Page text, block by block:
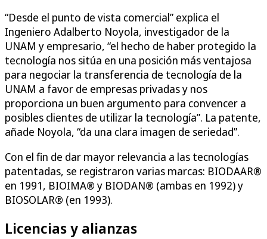
“Desde el punto de vista comercial” explica el
Ingeniero Adalberto Noyola, investigador de la
UNAM y empresario, “el hecho de haber protegido la
tecnología nos sitúa en una posición más ventajosa
para negociar la transferencia de tecnología de la
UNAM a favor de empresas privadas y nos
proporciona un buen argumento para convencer a
posibles clientes de utilizar la tecnología”. La patente,
añade Noyola, “da una clara imagen de seriedad”.
Con el fin de dar mayor relevancia a las tecnologías
patentadas, se registraron varias marcas: BIODAAR®
en 1991, BIOIMA® y BIODAN® (ambas en 1992) y
BIOSOLAR® (en 1993).
Licencias y alianzas